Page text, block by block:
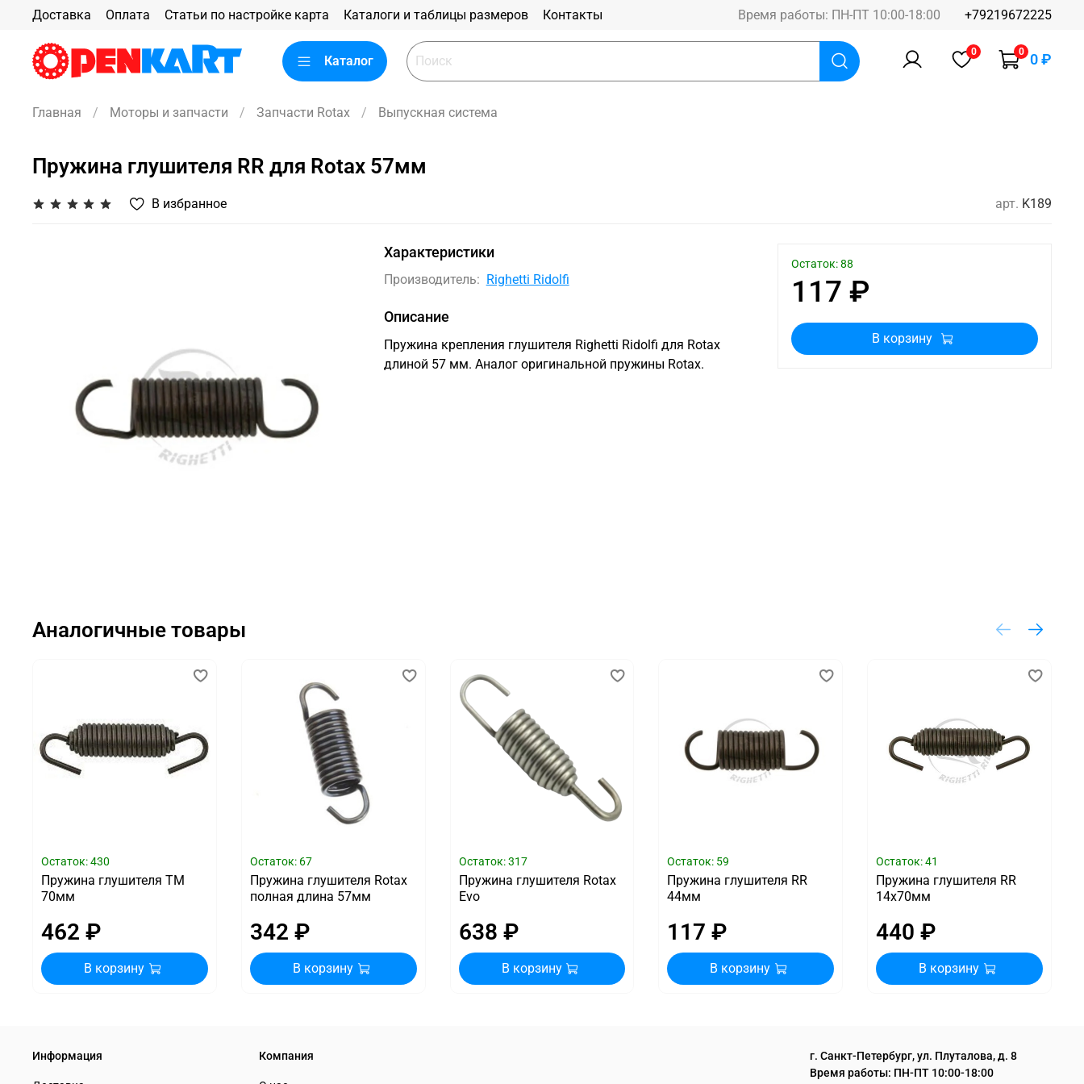
Доставка Оплата Статьи по настройке карта Каталоги и таблицы размеров Контакты Время работы: ПН-ПТ 10:00-18:00 +79219672225
Каталог
0 0 0 ₽
Главная Моторы и запчасти Запчасти Rotax Выпускная система
Пружина глушителя RR для Rotax 57мм
В избранное арт. K189
Характеристики
Производитель: Righetti Ridolfi
Описание
Пружина крепления глушителя Righetti Ridolfi для Rotax
длиной 57 мм. Аналог оригинальной пружины Rotax.
117 ₽
Остаток: 88
В корзину
Аналогичные товары
Остаток: 430
Пружина глушителя ТМ
70мм
462 ₽
В корзину
Остаток: 67
Пружина глушителя Rotax
полная длина 57мм
342 ₽
В корзину
Остаток: 317
Пружина глушителя Rotax
Evo
638 ₽
В корзину
Остаток: 59
Пружина глушителя RR
44мм
117 ₽
В корзину
Остаток: 41
Пружина глушителя RR
14х70мм
440 ₽
В корзину
Информация Компания
г. Санкт-Петербург, ул. Плуталова, д. 8
Время работы: ПН-ПТ 10:00-18:00